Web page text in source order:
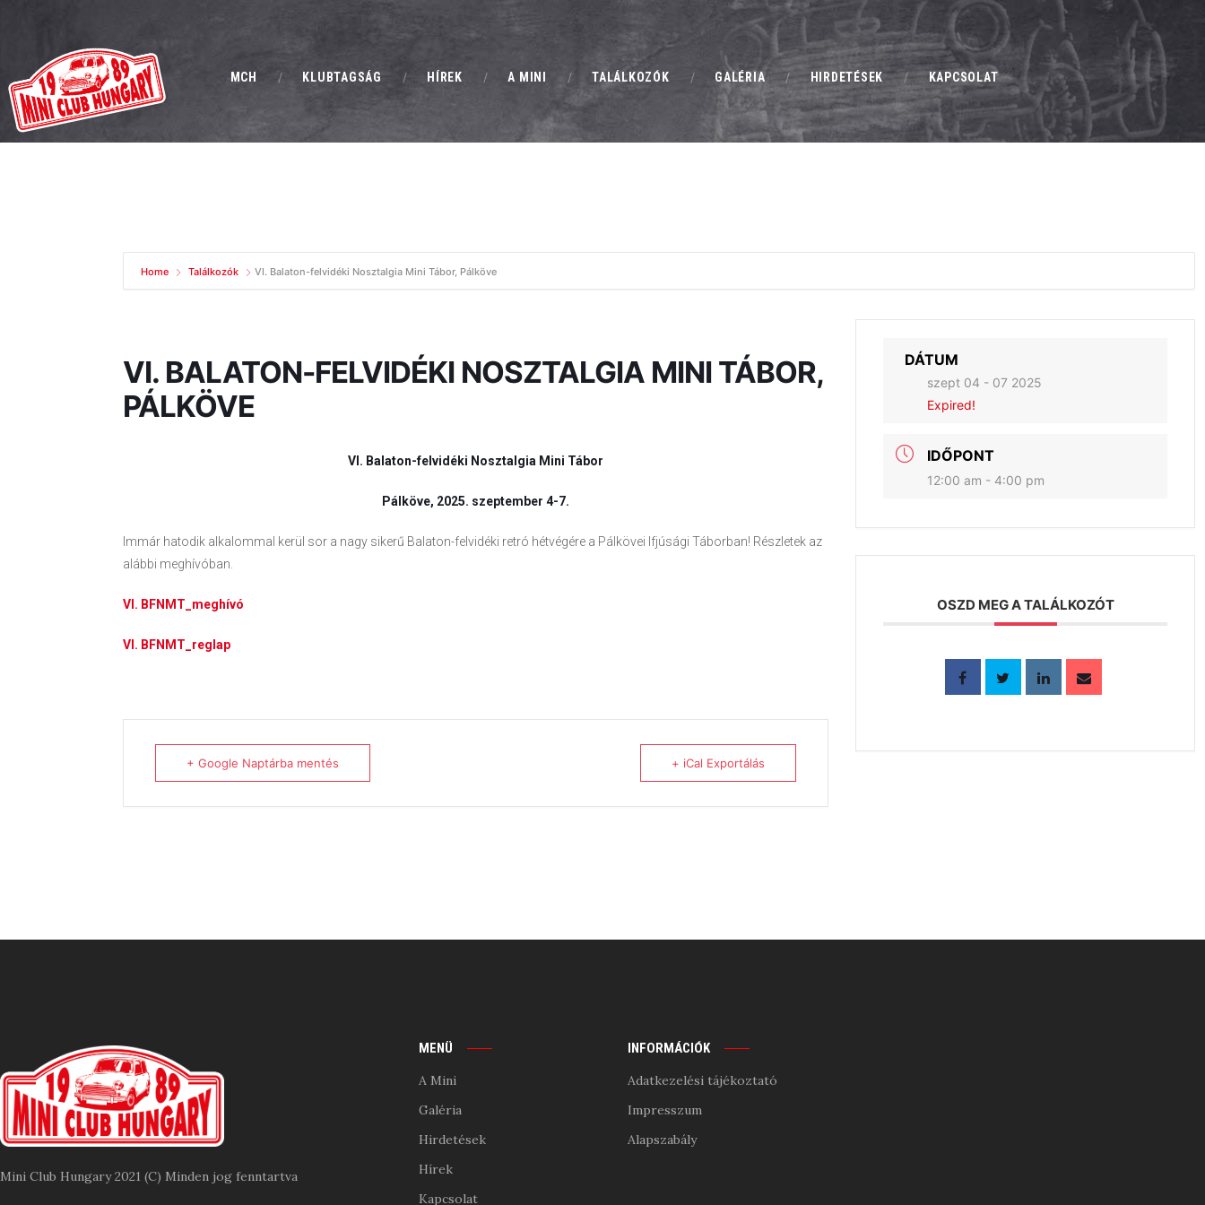
MCH KLUBTAGSÁG HÍREK A MINI TALÁLKOZÓK GALÉRIA HIRDETÉSEK KAPCSOLAT
MINI CLUB HUNGARY
Magyarország Klasszikus Mini Clubja
KLUBTAGSÁG
HÍREK
GALÉRIA
KAPCSOLAT
Home Találkozók VI. Balaton-felvidéki Nosztalgia Mini Tábor, Pálköve
VI. BALATON-FELVIDÉKI NOSZTALGIA MINI TÁBOR,
PÁLKÖVE
VI. Balaton-felvidéki Nosztalgia Mini Tábor
Pálköve, 2025. szeptember 4-7.
Immár hatodik alkalommal kerül sor a nagy sikerű Balaton-felvidéki retró hétvégére a Pálkövei Ifjúsági Táborban! Részletek az
alábbi meghívóban.
VI. BFNMT_meghívó
VI. BFNMT_reglap
+ Google Naptárba mentés + iCal Exportálás
DÁTUM
szept 04 - 07 2025
Expired!
IDŐPONT
12:00 am - 4:00 pm
OSZD MEG A TALÁLKOZÓT
Mini Club Hungary 2021 (C) Minden jog fenntartva
MENÜ
A Mini
Galéria
Hirdetések
Hírek
Kapcsolat
INFORMÁCIÓK
Adatkezelési tájékoztató
Impresszum
Alapszabály